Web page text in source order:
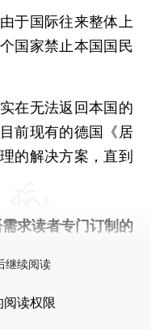
国际往来整体上
国家禁止本国国民
在无法返回本国的
前现有的德国《居
的解决方案，直到
求读者专门订制的
继续阅读
阅读权限